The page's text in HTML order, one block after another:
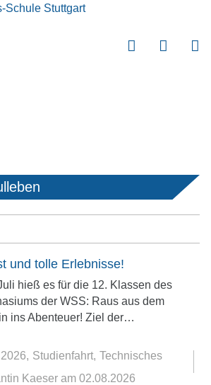
und tolle Erlebnisse!
hieß es für die 12. Klassen des
der WSS: Raus aus dem
ins Abenteuer! Ziel der…
Studienfahrt Technisches
Kaeser am 02.08.2026